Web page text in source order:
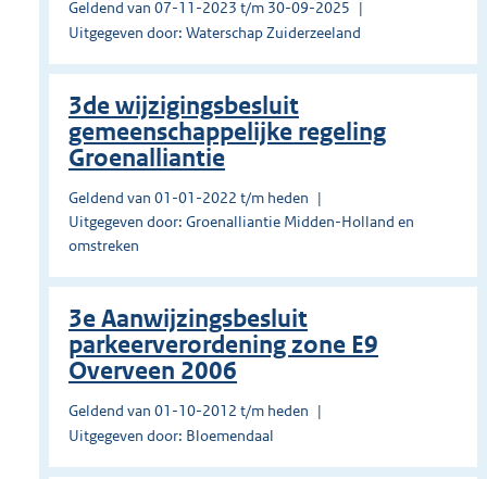
Geldend van 07-11-2023 t/m 30-09-2025
Uitgegeven door: Waterschap Zuiderzeeland
3de wijzigingsbesluit
gemeenschappelijke regeling
Groenalliantie
Geldend van 01-01-2022 t/m heden
Uitgegeven door: Groenalliantie Midden-Holland en
omstreken
3e Aanwijzingsbesluit
parkeerverordening zone E9
Overveen 2006
Geldend van 01-10-2012 t/m heden
Uitgegeven door: Bloemendaal